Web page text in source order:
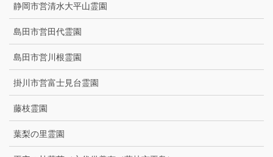
静岡市営清水大平山霊園
島田市営田代霊園
島田市営川根霊園
掛川市営富士見台霊園
藤枝霊園
葉梨の里霊園